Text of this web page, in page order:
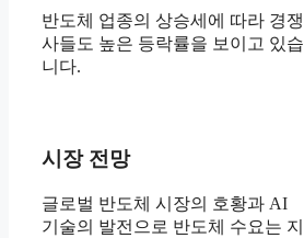
반도체 업종의 상승세에 따라 경쟁
사들도 높은 등락률을 보이고 있습
니다.
시장 전망
글로벌 반도체 시장의 호황과 AI
기술의 발전으로 반도체 수요는 지